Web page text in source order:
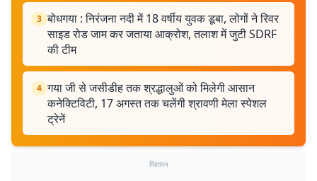
3 बोधगया : निरंजना नदी में 18 वर्षीय युवक डूबा, लोगों ने रिवर
साइड रोड जाम कर जताया आक्रोश, तलाश में जुटी SDRF
की टीम
4 गया जी से जसीडीह तक श्रद्धालुओं को मिलेगी आसान
कनेक्टिविटी, 17 अगस्त तक चलेंगी श्रावणी मेला स्पेशल
ट्रेनें
विज्ञापन